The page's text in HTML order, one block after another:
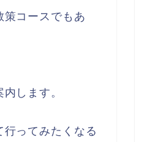
コースでもあ
します。
ってみたくなる